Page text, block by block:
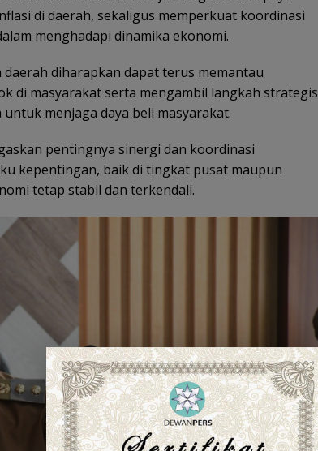
di daerah, sekaligus memperkuat koordinasi
menghadapi dinamika ekonomi.
diharapkan dapat terus memantau
di masyarakat serta mengambil langkah strategis
menjaga daya beli masyarakat.
pentingnya sinergi dan koordinasi
kepentingan, baik di tingkat pusat maupun
tetap stabil dan terkendali.